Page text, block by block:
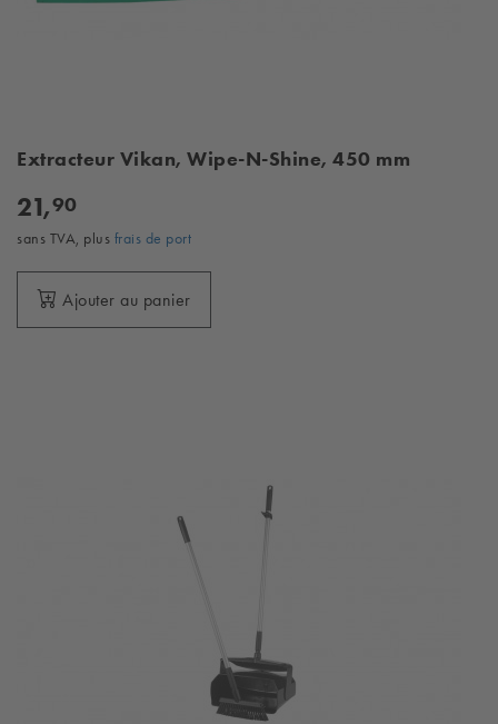
Extracteur Vikan, Wipe-N-Shine, 450 mm
21,90
sans TVA, plus frais de port
Ajouter au panier